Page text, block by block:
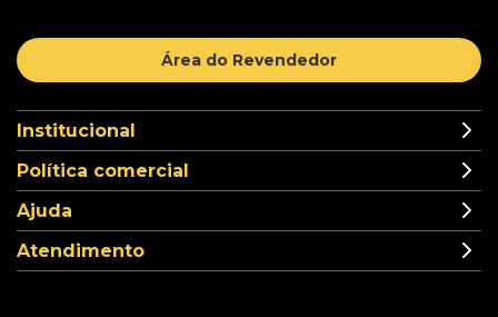
Área do Revendedor
Institucional
Política comercial
Ajuda
Atendimento